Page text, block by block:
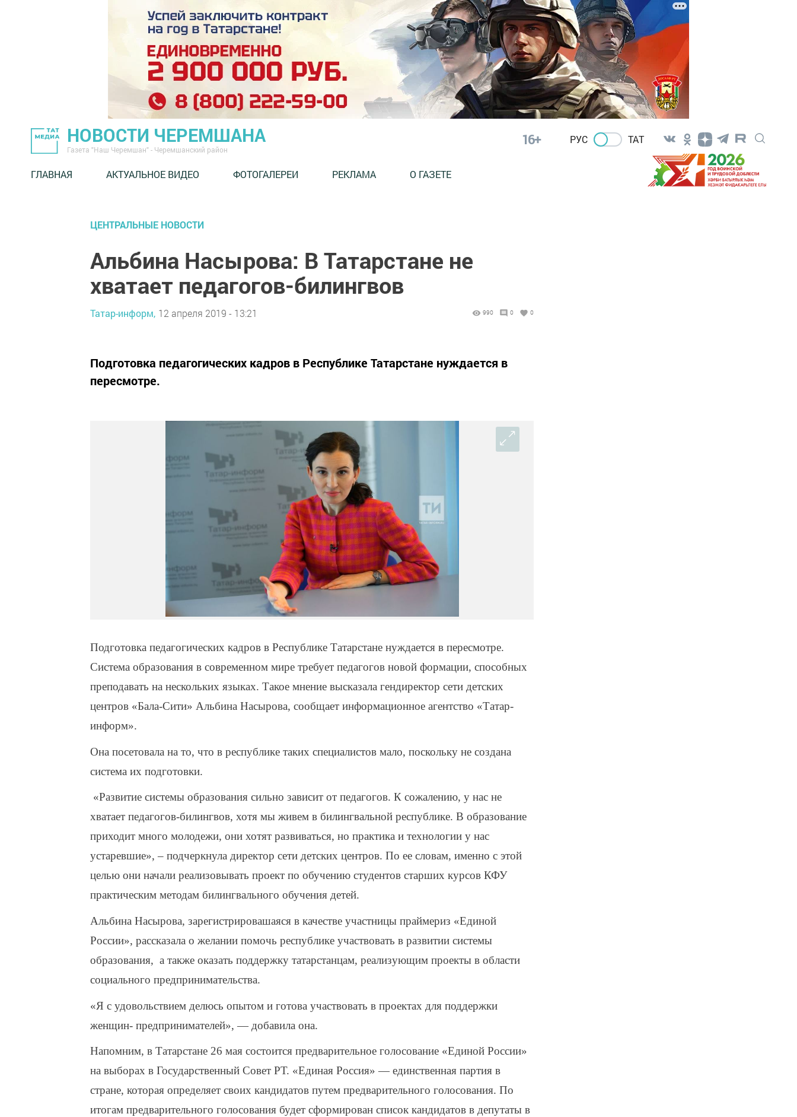
НОВОСТИ ЧЕРЕМШАНА
Газета "Наш Черемшан" - Черемшанский район
16+ РУС ТАТ
ГЛАВНАЯ АКТУАЛЬНОЕ ВИДЕО ФОТОГАЛЕРЕИ РЕКЛАМА О ГАЗЕТЕ
ЦЕНТРАЛЬНЫЕ НОВОСТИ
Альбина Насырова: В Татарстане не
хватает педагогов-билингвов
Татар-информ, 12 апреля 2019 - 13:21 990 0 0
Подготовка педагогических кадров в Республике Татарстане нуждается в
пересмотре.
Подготовка педагогических кадров в Республике Татарстане нуждается в пересмотре.
Система образования в современном мире требует педагогов новой формации, способных
преподавать на нескольких языках. Такое мнение высказала гендиректор сети детских
центров «Бала-Сити» Альбина Насырова, сообщает информационное агентство «Татар-
информ».
Она посетовала на то, что в республике таких специалистов мало, поскольку не создана
система их подготовки.
«Развитие системы образования сильно зависит от педагогов. К сожалению, у нас не
хватает педагогов-билингвов, хотя мы живем в билингвальной республике. В образование
приходит много молодежи, они хотят развиваться, но практика и технологии у нас
устаревшие», – подчеркнула директор сети детских центров. По ее словам, именно с этой
целью они начали реализовывать проект по обучению студентов старших курсов КФУ
практическим методам билингвального обучения детей.
Альбина Насырова, зарегистрировашаяся в качестве участницы праймериз «Единой
России», рассказала о желании помочь республике участвовать в развитии системы
образования, а также оказать поддержку татарстанцам, реализующим проекты в области
социального предпринимательства.
«Я с удовольствием делюсь опытом и готова участвовать в проектах для поддержки
женщин- предпринимателей», — добавила она.
Напомним, в Татарстане 26 мая состоится предварительное голосование «Единой России»
на выборах в Государственный Совет РТ. «Единая Россия» — единственная партия в
стране, которая определяет своих кандидатов путем предварительного голосования. По
итогам предварительного голосования будет сформирован список кандидатов в депутаты в